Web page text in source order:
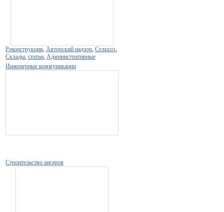
Реконструкция, Авторский надзор, Сельхоз,
Склады, статьи, Административные
Инженерные коммуникации
Строительство ангаров